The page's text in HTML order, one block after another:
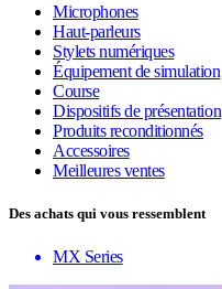
Microphones
Haut-parleurs
Stylets numériques
Équipement de simulation
Course
Dispositifs de présentation
Produits reconditionnés
Accessoires
Meilleures ventes
Des achats qui vous ressemblent
MX Series